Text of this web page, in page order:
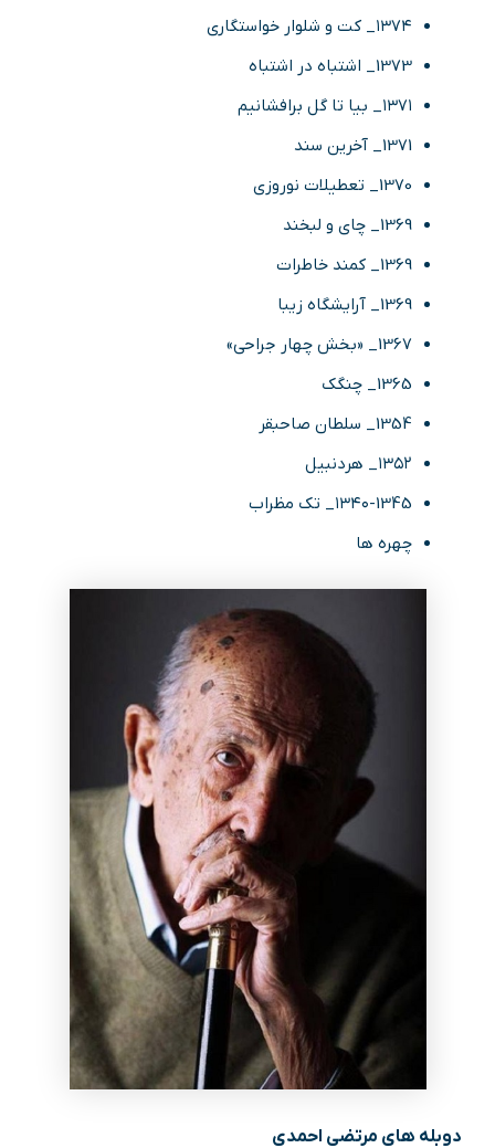
۱۳۷۴_ کت و شلوار خواستگاری
1373_ اشتباه در اشتباه
۱۳۷۱_ بیا تا گل برافشانیم
1371_ آخرین سند
1370_ تعطیلات نوروزی
1369_ چای و لبخند
1369_ کمند خاطرات
1369_ آرایشگاه زیبا
1367_ «بخش چهار جراحی»
1365_ چنگک
1354_ سلطان صاحبقر
۱۳۵۲_ هردنبیل
۱۳۴۰-1345_ تک مظراب
چهره ها
دوبله های مرتضی احمدی